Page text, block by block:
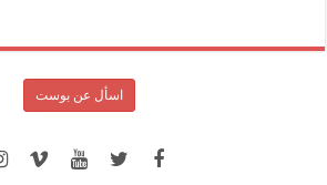
اسأل عن بوست